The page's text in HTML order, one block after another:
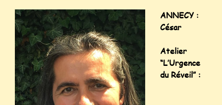
ANNECY :
César
Atelier
“L’Urgence
du Réveil” :